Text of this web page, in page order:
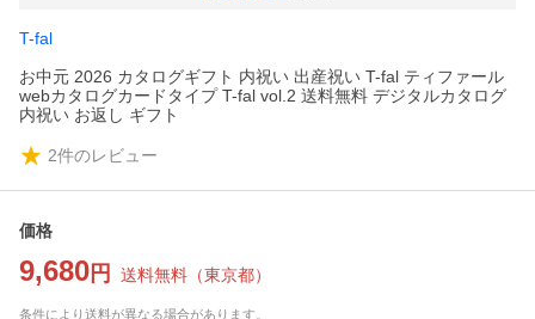
T-fal
お中元 2026 カタログギフト 内祝い 出産祝い T-fal ティファール
webカタログカードタイプ T-fal vol.2 送料無料 デジタルカタログ
内祝い お返し ギフト
2件のレビュー
価格
9,680 円 送料無料 （東京都）
条件により送料が異なる場合があります。